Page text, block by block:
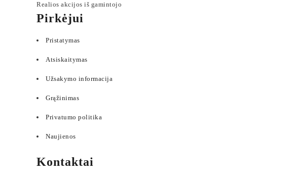
Realios akcijos iš gamintojo
Pirkėjui
Pristatymas
Atsiskaitymas
Užsakymo informacija
Grąžinimas
Privatumo politika
Naujienos
Kontaktai